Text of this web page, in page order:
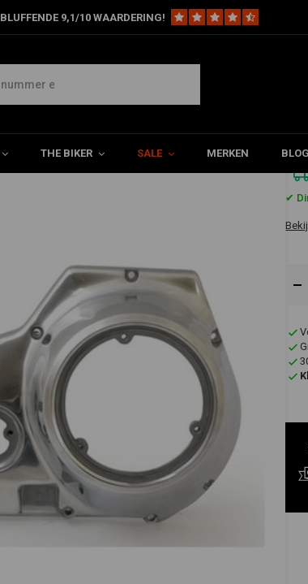
9,1/10 WAARDERING!
THE BIKER SALE MERKEN BLOG
Buitenste primaire kap gepolijst FX 4-SP FXST
✔